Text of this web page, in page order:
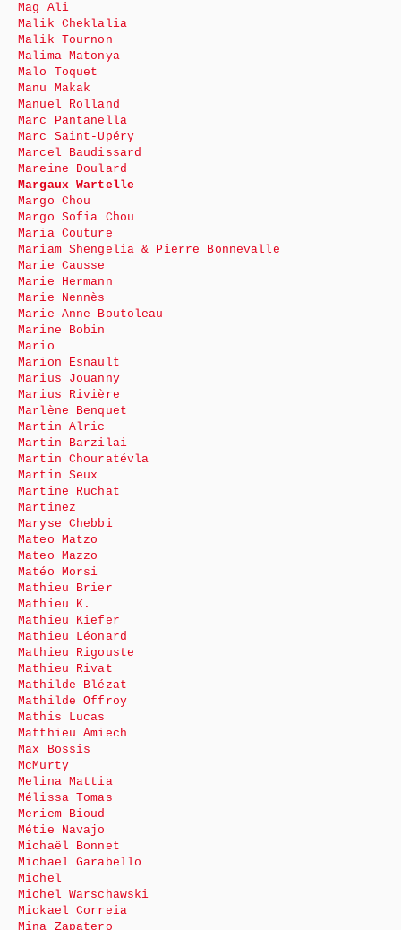
Mag Ali
Malik Cheklalia
Malik Tournon
Malima Matonya
Malo Toquet
Manu Makak
Manuel Rolland
Marc Pantanella
Marc Saint-Upéry
Marcel Baudissard
Mareine Doulard
Margaux Wartelle
Margo Chou
Margo Sofia Chou
Maria Couture
Mariam Shengelia & Pierre Bonnevalle
Marie Causse
Marie Hermann
Marie Nennès
Marie-Anne Boutoleau
Marine Bobin
Mario
Marion Esnault
Marius Jouanny
Marius Rivière
Marlène Benquet
Martin Alric
Martin Barzilai
Martin Chouratévla
Martin Seux
Martine Ruchat
Martinez
Maryse Chebbi
Mateo Matzo
Mateo Mazzo
Matéo Morsi
Mathieu Brier
Mathieu K.
Mathieu Kiefer
Mathieu Léonard
Mathieu Rigouste
Mathieu Rivat
Mathilde Blézat
Mathilde Offroy
Mathis Lucas
Matthieu Amiech
Max Bossis
McMurty
Melina Mattia
Mélissa Tomas
Meriem Bioud
Métie Navajo
Michaël Bonnet
Michael Garabello
Michel
Michel Warschawski
Mickael Correia
Mina Zapatero